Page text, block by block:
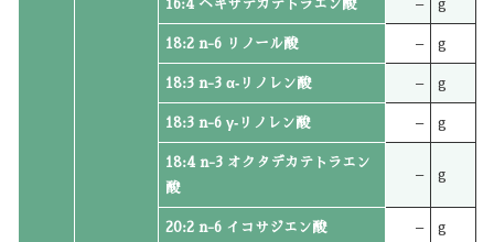
16:4 ヘキサデカテトラエン酸 – g
18:2 n-6 リノール酸 – g
18:3 n-3 α‐リノレン酸 – g
18:3 n-6 γ‐リノレン酸 – g
18:4 n-3 オクタデカテトラエン
酸
– g
20:2 n-6 イコサジエン酸 – g